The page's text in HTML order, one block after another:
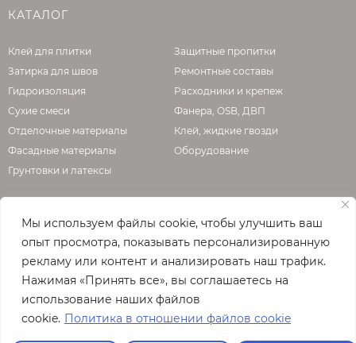
Мы используем файлы cookie, чтобы улучшить ваш
опыт просмотра, показывать персонализированную
рекламу или контент и анализировать наш трафик.
Нажимая «Принять все», вы соглашаетесь на
использование наших файлов
cookie. Политика в отношении файлов cookie
солнечных лучей и сильного ветра. Окраска
после полного высыхания минерального
декоративного покрытия – не ранее, чем
через двое суток с момента завершения
работ, не дожидаясь отвердения раствора.
КАТАЛОГ
Клей для плитки
Затирка для швов
Гидроизоляция
Сухие смеси
Отделочные материалы
Фасадные материалы
Грунтовки и латексы
Защитные пропитки
Ремонтные составы
Расходники и крепеж
Фанера, OSB, ДВП
Клей, жидкие гвозди
Оборудование
О КОМПАНИИ
Официальная страница сайта
Полная версия сайта